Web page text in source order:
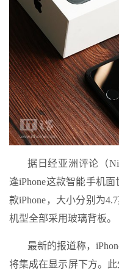
据日经亚洲评论（
逢iPhone这款智能手机
款iPhone，大小分别为
机型全部采用玻璃背板。
最新的报道称，
将集成在显示屏下方。此